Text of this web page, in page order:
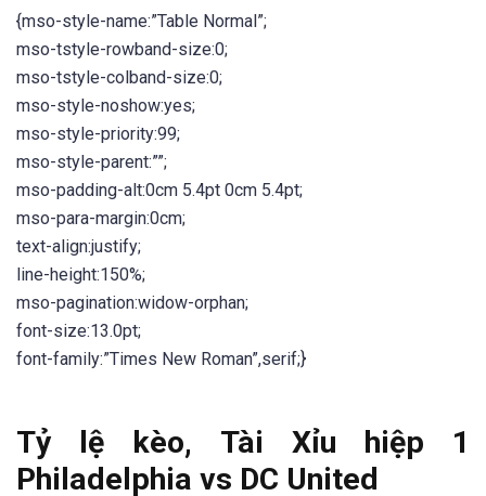
{mso-style-name:”Table Normal”;
mso-tstyle-rowband-size:0;
mso-tstyle-colband-size:0;
mso-style-noshow:yes;
mso-style-priority:99;
mso-style-parent:””;
mso-padding-alt:0cm 5.4pt 0cm 5.4pt;
mso-para-margin:0cm;
text-align:justify;
line-height:150%;
mso-pagination:widow-orphan;
font-size:13.0pt;
font-family:”Times New Roman”,serif;}
Tỷ lệ kèo, Tài Xỉu hiệp 1
Philadelphia vs DC United